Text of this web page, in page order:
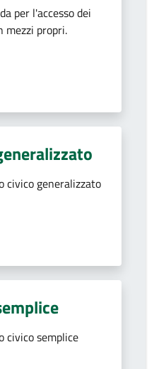
per l'accesso dei
propri.
civico generalizzato
civico semplice